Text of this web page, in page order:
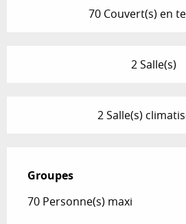
70 Couvert(s) en
2 Salle(s)
2 Salle(s)
Groupes
Groupes
70 Personne(s) maxi